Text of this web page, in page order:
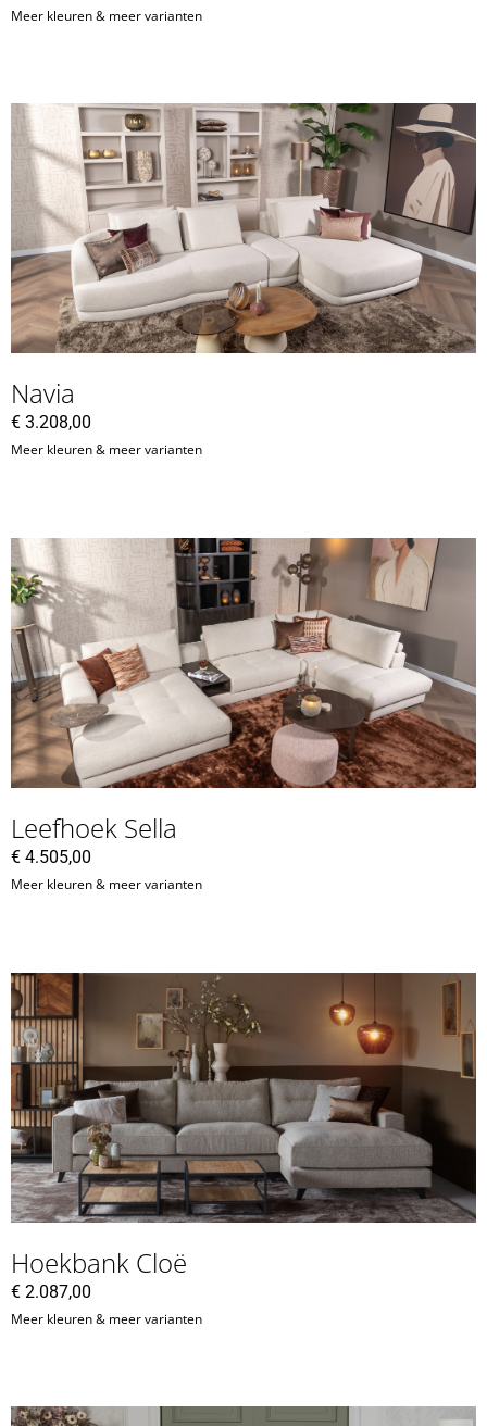
Meer kleuren & meer varianten
Navia
€ 3.208,00
Meer kleuren & meer varianten
Leefhoek Sella
€ 4.505,00
Meer kleuren & meer varianten
Hoekbank Cloë
€ 2.087,00
Meer kleuren & meer varianten